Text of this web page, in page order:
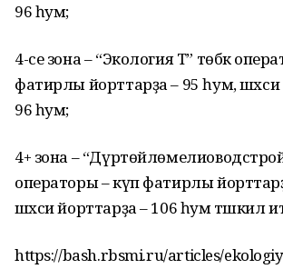
96 һум;
4-се зона – “Экология Т” төбәк
фатирлы йорттарҙа – 95 һум, шәхси
96 һум;
4+ зона –
операторы – күп фатирлы
шәхси йорттарҙа – 106 һум тәшкил
https://bash.rbsmi.ru/articles/